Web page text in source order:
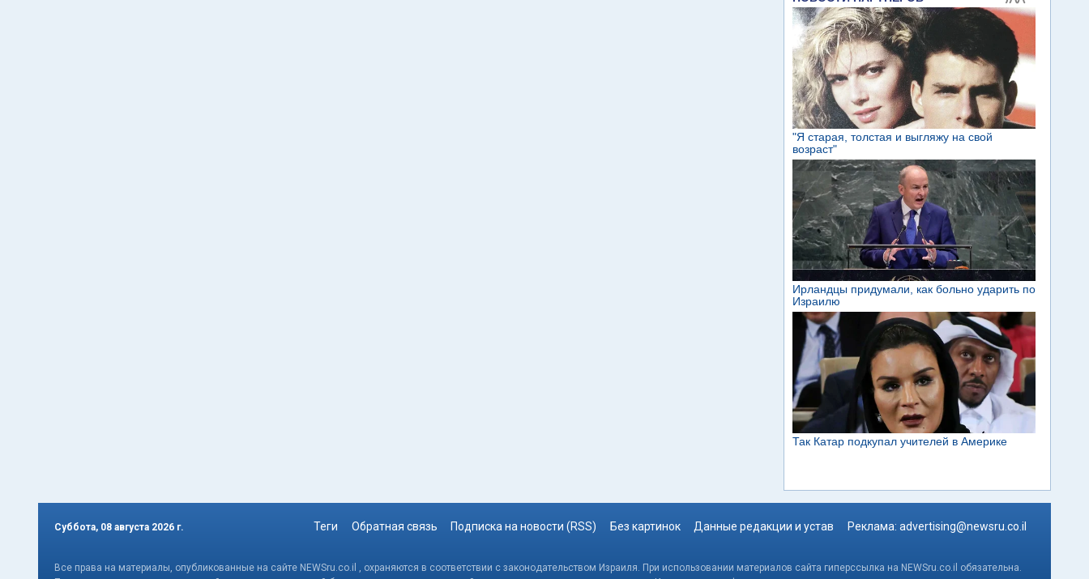
Суббота, 08 августа 2026 г. Теги Обратная связь Подписка на новости (RSS) Без картинок Данные редакции и устав Реклама: advertising@newsru.co.il
Все права на материалы, опубликованные на сайте NEWSru.co.il , охраняются в соответствии с законодательством Израиля. При использовании материалов сайта гиперссылка на NEWSru.co.il обязательна.